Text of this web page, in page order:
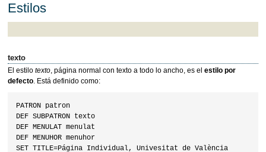
Estilos
texto
El estilo texto, página normal con texto a todo lo ancho, es el estilo por
defecto. Está definido como:
PATRON patron
DEF SUBPATRON texto
DEF MENULAT menulat
DEF MENUHOR menuhor
SET TITLE=Página Individual, Univesitat de València